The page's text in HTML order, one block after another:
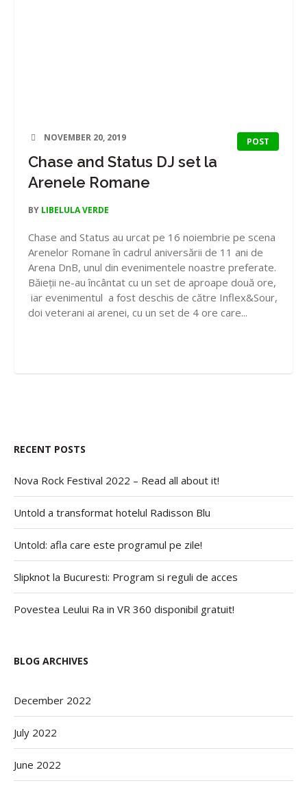
POST
NOVEMBER 20, 2019
Chase and Status DJ set la
Arenele Romane
BY LIBELULA VERDE
Chase and Status au urcat pe 16 noiembrie pe scena
Arenelor Romane în cadrul aniversării de 11 ani de
Arena DnB, unul din evenimentele noastre preferate.
Băieții ne-au încântat cu un set de aproape două ore,
iar evenimentul a fost deschis de către Inflex&Sour,
doi veterani ai arenei, cu un set de 4 ore care...
RECENT POSTS
Nova Rock Festival 2022 – Read all about it!
Untold a transformat hotelul Radisson Blu
Untold: afla care este programul pe zile!
Slipknot la Bucuresti: Program si reguli de acces
Povestea Leului Ra in VR 360 disponibil gratuit!
BLOG ARCHIVES
December 2022
July 2022
June 2022